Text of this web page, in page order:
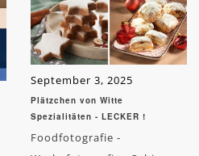
September 3, 2025
Plätzchen von Witte
Spezialitäten - LECKER !
Foodfotografie -